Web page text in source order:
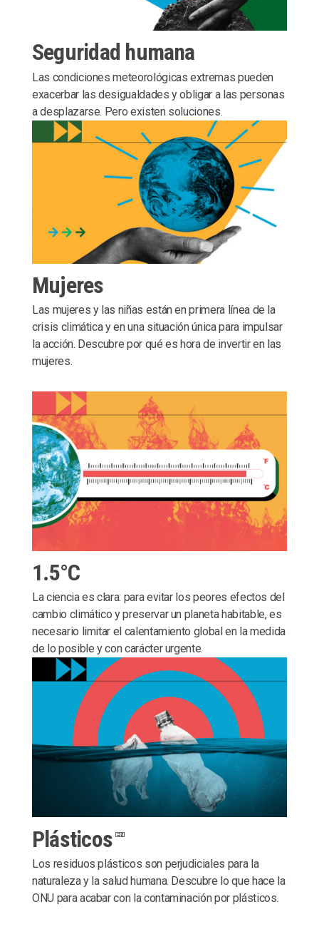
Seguridad humana
Las condiciones meteorológicas extremas pueden
exacerbar las desigualdades y obligar a las personas
a desplazarse. Pero existen soluciones.
Mujeres
Las mujeres y las niñas están en primera línea de la
crisis climática y en una situación única para impulsar
la acción. Descubre por qué es hora de invertir en las
mujeres.
1.5°C
La ciencia es clara: para evitar los peores efectos del
cambio climático y preservar un planeta habitable, es
necesario limitar el calentamiento global en la medida
de lo posible y con carácter urgente.
Plásticos
Los residuos plásticos son perjudiciales para la
naturaleza y la salud humana. Descubre lo que hace la
ONU para acabar con la contaminación por plásticos.